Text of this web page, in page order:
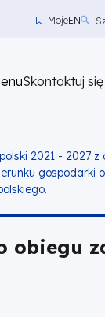
MojeEN
top
Skontaktuj się
2021 - 2027 z
gospodarki
obiegu